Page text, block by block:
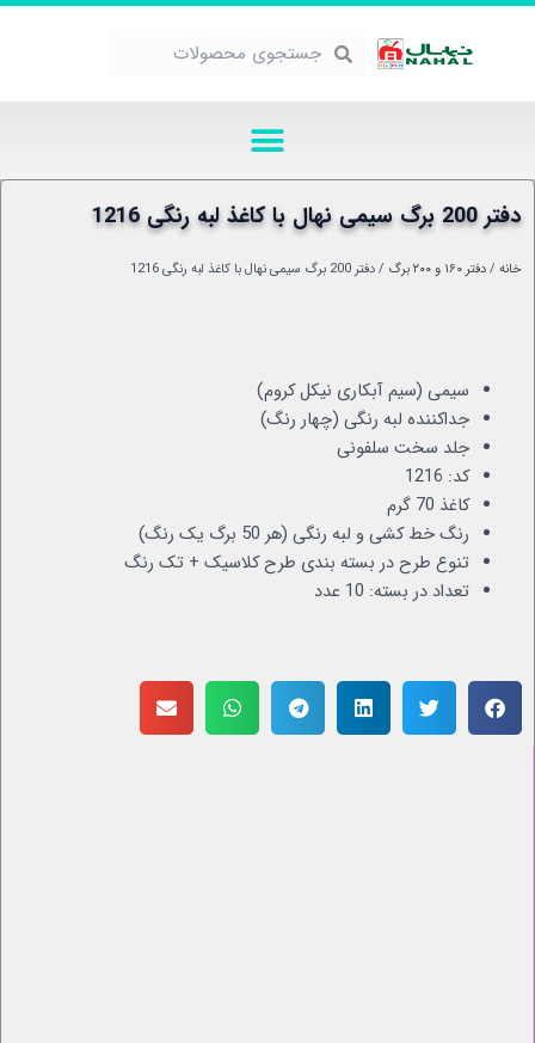
پرش
جستجوجستجو
منو
دفتر 200 برگ سیمی نهال با کاغذ لبه رنگی 1216
خانه /دفتر ۱۶۰ و ۲۰۰ برگ / دفتر 200 برگ سیمی نهال با کاغذ لبه رنگی 1216
سیمی (سیم آبکاری نیکل کروم)
جداکننده لبه رنگی (چهار رنگ)
جلد سخت سلفونی
کد: 1216
کاغذ 70 گرم
رنگ خط کشی و لبه رنگی (هر 50 برگ یک رنگ)
تنوع طرح در بسته بندی طرح کلاسیک + تک رنگ
تعداد در بسته: 10 عدد